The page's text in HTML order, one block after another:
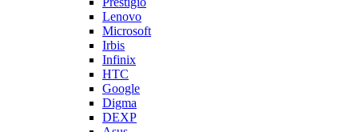
Lenovo
Microsoft
Irbis
Infinix
HTC
Google
Digma
DEXP